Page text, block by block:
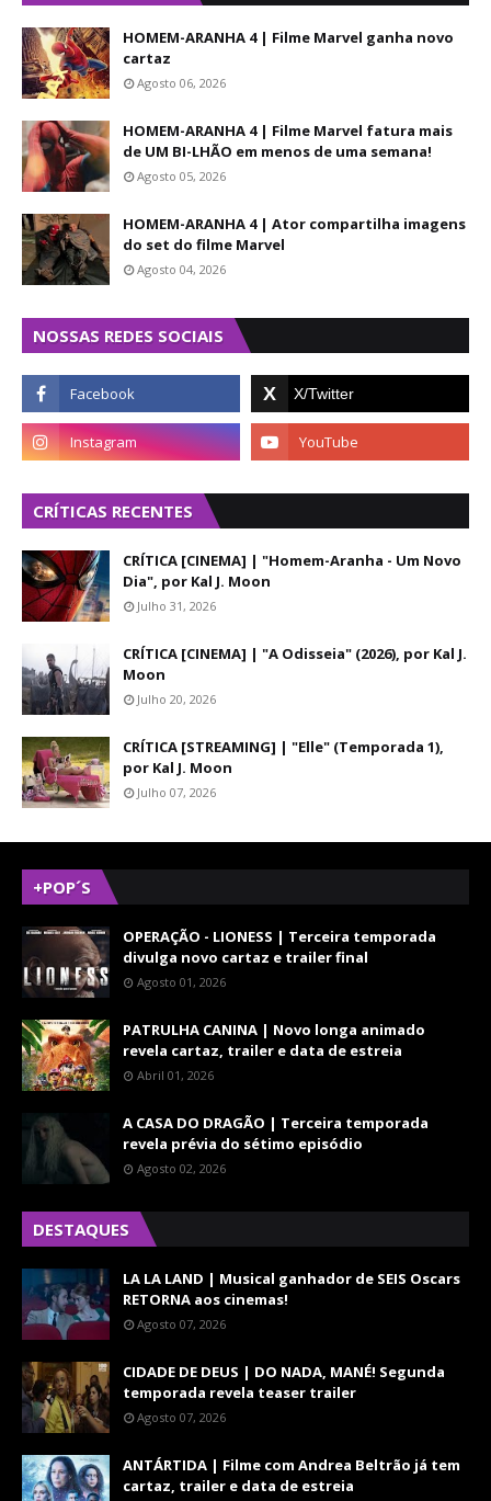
HOMEM-ARANHA 4 | Filme Marvel ganha novo
cartaz
Agosto 06, 2026
HOMEM-ARANHA 4 | Filme Marvel fatura mais
de UM BI-LHÃO em menos de uma semana!
Agosto 05, 2026
HOMEM-ARANHA 4 | Ator compartilha imagens
do set do filme Marvel
Agosto 04, 2026
NOSSAS REDES SOCIAIS
CRÍTICAS RECENTES
CRÍTICA [CINEMA] | "Homem-Aranha - Um Novo
Dia", por Kal J. Moon
Julho 31, 2026
CRÍTICA [CINEMA] | "A Odisseia" (2026), por Kal J.
Moon
Julho 20, 2026
CRÍTICA [STREAMING] | "Elle" (Temporada 1),
por Kal J. Moon
Julho 07, 2026
+POP´S
OPERAÇÃO - LIONESS | Terceira temporada
divulga novo cartaz e trailer final
Agosto 01, 2026
PATRULHA CANINA | Novo longa animado
revela cartaz, trailer e data de estreia
Abril 01, 2026
A CASA DO DRAGÃO | Terceira temporada
revela prévia do sétimo episódio
Agosto 02, 2026
DESTAQUES
LA LA LAND | Musical ganhador de SEIS Oscars
RETORNA aos cinemas!
Agosto 07, 2026
CIDADE DE DEUS | DO NADA, MANÉ! Segunda
temporada revela teaser trailer
Agosto 07, 2026
ANTÁRTIDA | Filme com Andrea Beltrão já tem
cartaz, trailer e data de estreia